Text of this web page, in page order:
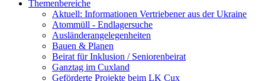
Themenbereiche
Aktuell: Informationen Vertriebener aus der Ukraine
Atommüll - Endlagersuche
Ausländerangelegenheiten
Bauen & Planen
Beirat für Inklusion / Seniorenbeirat
Ganztag im Cuxland
Geförderte Projekte beim LK Cux